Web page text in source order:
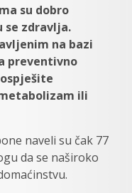
su dobro
se zdravlja.
na bazi
preventivno
ili
naveli su čak 77
da se naširoko